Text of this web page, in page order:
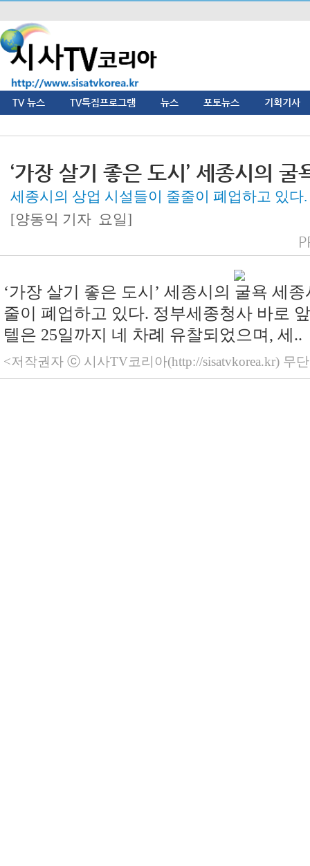
TV 뉴스 TV특집프로그램 뉴스 포토뉴스 기획기사
‘가장 살기 좋은 도시’ 세종시의 굴
세종시의 상업 시설들이 줄줄이 폐업하고 있다.
[양동익 기자 요일]
‘가장 살기 좋은 도시’ 세종시의 굴욕 세
줄이 폐업하고 있다. 정부세종청사 바로
텔은 25일까지 네 차례 유찰되었으며, 세..
<저작권자 ⓒ 시사TV코리아(http://sisatvkorea.kr) 무